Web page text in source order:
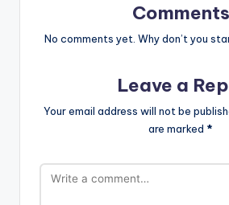
Comments
No comments yet. Why don’t you
Leave a
Your email address will not be
are marked *